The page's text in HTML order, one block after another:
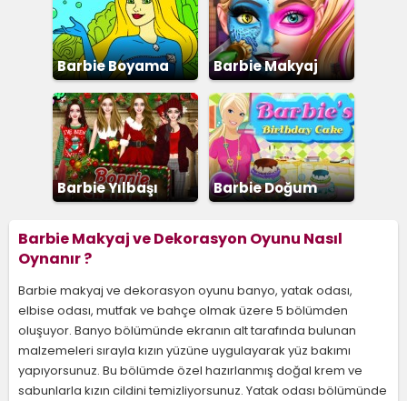
Barbie Boyama Barbie Makyaj
Barbie Yılbaşı
Barbie Doğum
Barbie Makyaj ve Dekorasyon Oyunu Nasıl
Oynanır ?
Barbie makyaj ve dekorasyon oyunu banyo, yatak odası,
elbise odası, mutfak ve bahçe olmak üzere 5 bölümden
oluşuyor. Banyo bölümünde ekranın alt tarafında bulunan
malzemeleri sırayla kızın yüzüne uygulayarak yüz bakımı
yapıyorsunuz. Bu bölümde özel hazırlanmış doğal krem ve
sabunlarla kızın cildini temizliyorsunuz. Yatak odası bölümünde